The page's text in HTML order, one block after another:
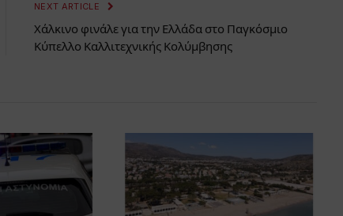
NEXT ARTICLE
Χάλκινο φινάλε για την Ελλάδα στο Παγκόσμιο
Κύπελλο Καλλιτεχνικής Κολύμβησης